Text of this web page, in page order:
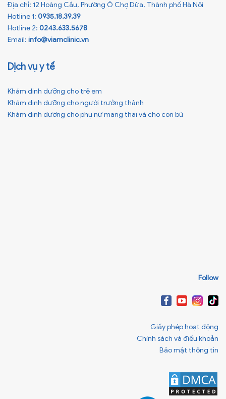
Địa chỉ: 12 Hoàng Cầu, Phường Ô Chợ Dừa, Thành phố Hà Nội
Hotline 1: 0935.18.39.39
Hotline 2: 0243.633.5678
Email: info@viamclinic.vn
Dịch vụ y tế
Khám dinh dưỡng cho trẻ em
Khám dinh dưỡng cho người trưởng thành
Khám dinh dưỡng cho phụ nữ mang thai và cho con bú
Follow
Giấy phép hoạt động
Chính sách và điều khoản
Bảo mật thông tin